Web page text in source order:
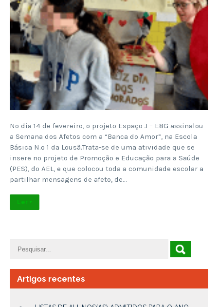
No dia 14 de fevereiro, o projeto Espaço J – E8G assinalou
a Semana dos Afetos com a “Banca do Amor”, na Escola
Básica N.º 1 da Lousã.Trata-se de uma atividade que se
insere no projeto de Promoção e Educação para a Saúde
(PES), do AEL, e que colocou toda a comunidade escolar a
partilhar mensagens de afeto, de…
Ler +
Artigos recentes